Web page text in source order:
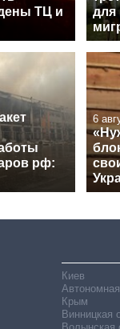
ТЦ и
для
рф:
6
Киев
Крым
Винницкая